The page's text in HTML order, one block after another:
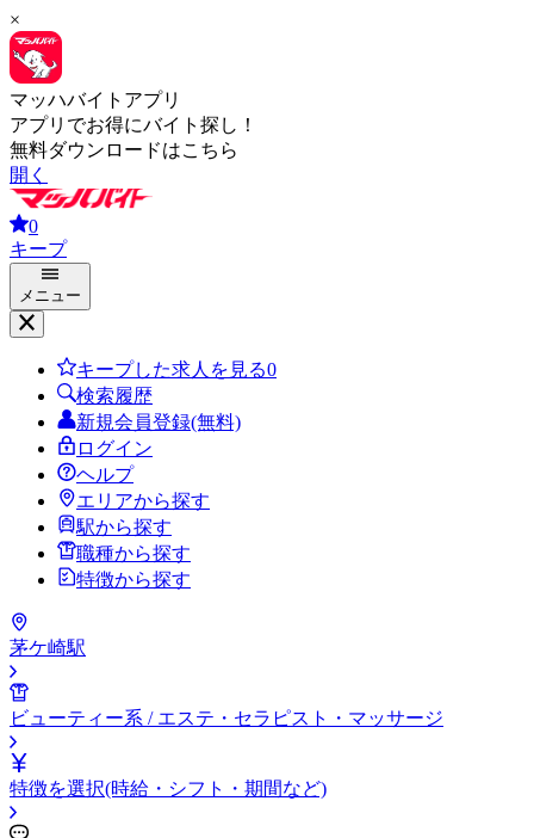
×
マッハバイトアプリ
アプリでお得にバイト探し！
無料ダウンロードはこちら
開く
0
キープ
メニュー
キープした求人を見る0
検索履歴
新規会員登録(無料)
ログイン
ヘルプ
エリアから探す
駅から探す
職種から探す
特徴から探す
茅ケ崎駅
ビューティー系 / エステ・セラピスト・マッサージ
特徴を選択(時給・シフト・期間など)